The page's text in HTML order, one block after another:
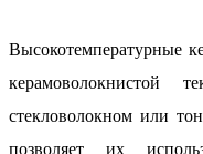
Высокотемпературные
керамоволокнистой
стекловолокном или
позволяет их